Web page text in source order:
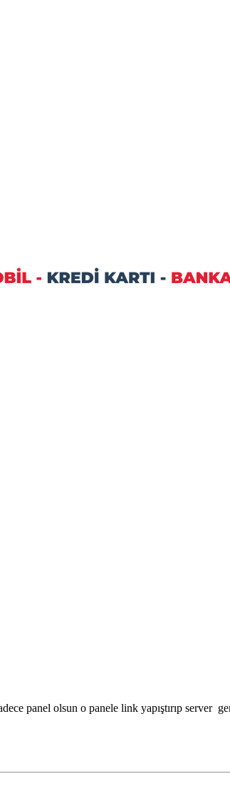
panel olsun o panele link yapıştırıp server